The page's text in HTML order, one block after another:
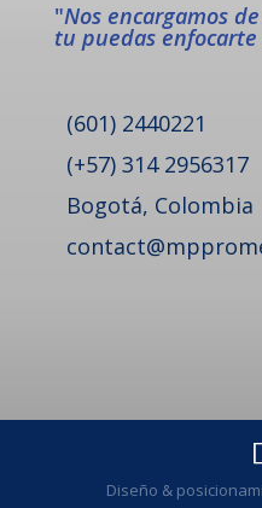
"Nos encargamos
tu puedas
(601) 2440221
(+57) 314 2956317
Bogotá, Colombia
Diseño &